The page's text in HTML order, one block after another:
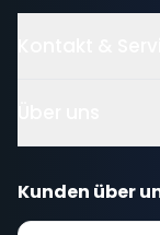
Kunden über